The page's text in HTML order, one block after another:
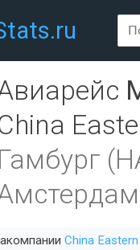
Гамбург
China